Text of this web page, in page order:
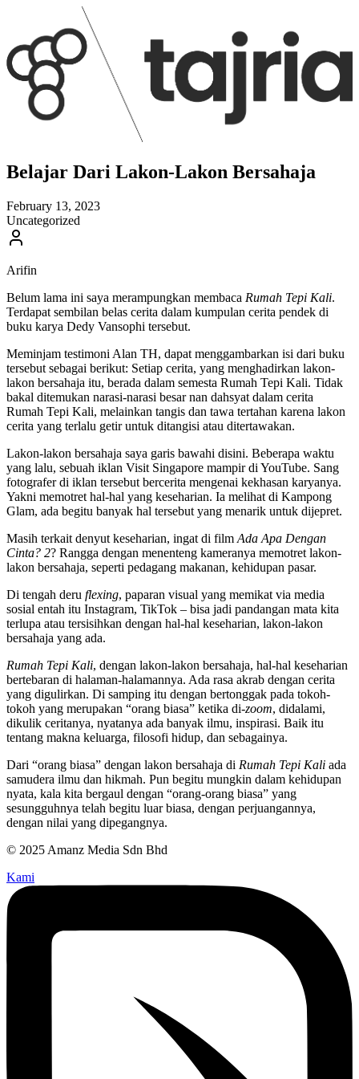
Belajar Dari Lakon-Lakon Bersahaja
February 13, 2023
Uncategorized
Arifin
Belum lama ini saya merampungkan membaca Rumah Tepi Kali.
Terdapat sembilan belas cerita dalam kumpulan cerita pendek di
buku karya Dedy Vansophi tersebut.
Meminjam testimoni Alan TH, dapat menggambarkan isi dari buku
tersebut sebagai berikut: Setiap cerita, yang menghadirkan lakon-
lakon bersahaja itu, berada dalam semesta Rumah Tepi Kali. Tidak
bakal ditemukan narasi-narasi besar nan dahsyat dalam cerita
Rumah Tepi Kali, melainkan tangis dan tawa tertahan karena lakon
cerita yang terlalu getir untuk ditangisi atau ditertawakan.
Lakon-lakon bersahaja saya garis bawahi disini. Beberapa waktu
yang lalu, sebuah iklan Visit Singapore mampir di YouTube. Sang
fotografer di iklan tersebut bercerita mengenai kekhasan karyanya.
Yakni memotret hal-hal yang keseharian. Ia melihat di Kampong
Glam, ada begitu banyak hal tersebut yang menarik untuk dijepret.
Masih terkait denyut keseharian, ingat di film Ada Apa Dengan
Cinta? 2? Rangga dengan menenteng kameranya memotret lakon-
lakon bersahaja, seperti pedagang makanan, kehidupan pasar.
Di tengah deru flexing, paparan visual yang memikat via media
sosial entah itu Instagram, TikTok – bisa jadi pandangan mata kita
terlupa atau tersisihkan dengan hal-hal keseharian, lakon-lakon
bersahaja yang ada.
Rumah Tepi Kali, dengan lakon-lakon bersahaja, hal-hal keseharian
bertebaran di halaman-halamannya. Ada rasa akrab dengan cerita
yang digulirkan. Di samping itu dengan bertonggak pada tokoh-
tokoh yang merupakan “orang biasa” ketika di-zoom, didalami,
dikulik ceritanya, nyatanya ada banyak ilmu, inspirasi. Baik itu
tentang makna keluarga, filosofi hidup, dan sebagainya.
Dari “orang biasa” dengan lakon bersahaja di Rumah Tepi Kali ada
samudera ilmu dan hikmah. Pun begitu mungkin dalam kehidupan
nyata, kala kita bergaul dengan “orang-orang biasa” yang
sesungguhnya telah begitu luar biasa, dengan perjuangannya,
dengan nilai yang dipegangnya.
© 2025 Amanz Media Sdn Bhd
Kami